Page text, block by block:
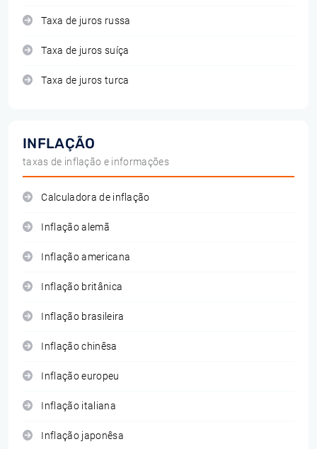
Taxa de juros russa
Taxa de juros suíça
Taxa de juros turca
INFLAÇÃO
taxas de inflação e informações
Calculadora de inflação
Inflação alemã
Inflação americana
Inflação britânica
Inflação brasileira
Inflação chinêsa
Inflação europeu
Inflação italiana
Inflação japonêsa